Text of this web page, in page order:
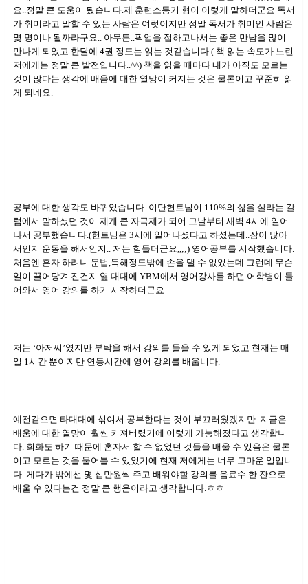
요..정말 큰 도움이 됬습니다.제 훈련소동기 형이 이렇게 말하더군요 독서
가 취미라고 말할 수 있는 사람은 여럿이지만 정말 독서가 취미인 사람은
몇 명이나 될까라구요.. 아무튼..픽업을 접하고나서는 좋은 만남을 많이
만나게 되었고 한달에 4권 정도는 읽는 것같습니다.( 책 읽는 속도가 느린
저에게는 정말 큰 발전입니다..^^) 책을 읽을 때마다 내가 아직도 모르는
것이 많다는 생각에 배움에 대한 열망이 커지는 것은 물론이고 꾸준히 읽
게 되네요.
공부에 대한 생각도 바뀌었습니다. 이단헌트님이 110%의 삶을 살라는 칼
럼에서 말하셨던 것이 제게 큰 자극제가 되어 그날부터 새벽 4시에 일어
나서 공부했습니다.(헌트님은 3시에 일어나셨다고 하셨는데..잠이 많아
서인지 운동을 해서인지.. 저는 힘들더군요,,;;) 영어공부를 시작했습니다.
처음엔 혼자 하려니 문법,독해정도밖에 손을 댈 수 없었는데 그런데 무슨
일이 끌어당겨 진건지 옆 대대에 YBM에서 영어강사를 하던 어학병이 들
어와서 영어 강의를 하기 시작하더군요
저는 ‘아저씨’였지만 부탁을 해서 강의를 들을 수 있게 되었고 현재는 매
일 1시간 뿐이지만 연등시간에 영어 강의를 배웁니다.
예전같으면 타대대에 섞여서 공부한다는 것이 부끄러웠겠지만..지금은
배움에 대한 열망이 훨씬 커져버렸기에 이렇게 가능해졌다고 생각합니
다. 회화도 하기 때문에 혼자서 할 수 없었던 것들을 배울 수 있음은 물론
이고 모르는 것을 물어볼 수 있었기에 현재 저에게는 너무 고마운 일입니
다. 게다가 밖에선 몇 십만원씩 주고 배워야할 강의를 음료수 한 잔으로
배울 수 있다는건 정말 큰 행운이라고 생각합니다.ㅎㅎ